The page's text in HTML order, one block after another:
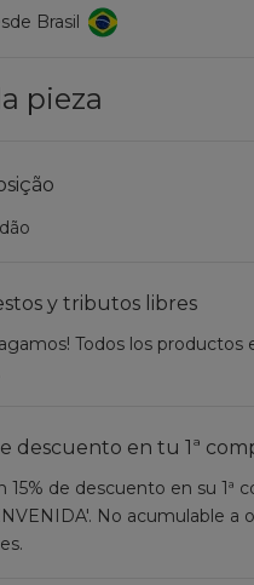
Brasil
pieza
y tributos libres
Todos los productos
descuento en tu 1ª
15% de descuento en su 1ª
No acumulable a